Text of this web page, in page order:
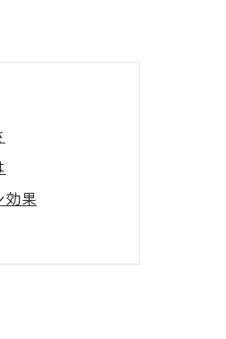
効果
介